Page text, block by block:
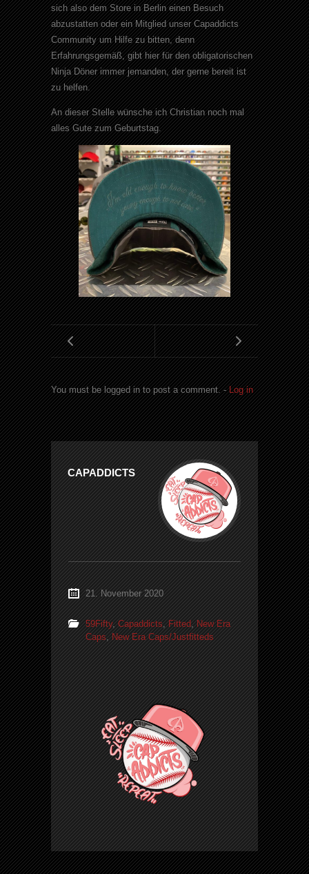
sich also dem Store in Berlin einen Besuch
abzustatten oder ein Mitglied unser Capaddicts
Community um Hilfe zu bitten, denn
Erfahrungsgemäß, gibt hier für den obligatorischen
Ninja Döner immer jemanden, der gerne bereit ist
zu helfen.
An dieser Stelle wünsche ich Christian noch mal
alles Gute zum Geburtstag.
You must be logged in to post a comment. -Log in
CAPADDICTS
21. November 2020
59Fifty,Capaddicts,Fitted,New Era
Caps,New Era Caps/Justfitteds